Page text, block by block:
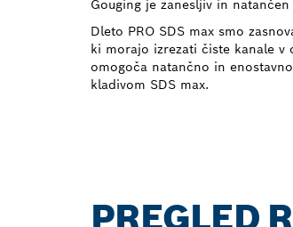
Gouging je zanesljiv in
Dleto PRO SDS max smo
ki morajo izrezati čiste kanale v
omogoča natančno in
kladivom SDS max.
PREGLED